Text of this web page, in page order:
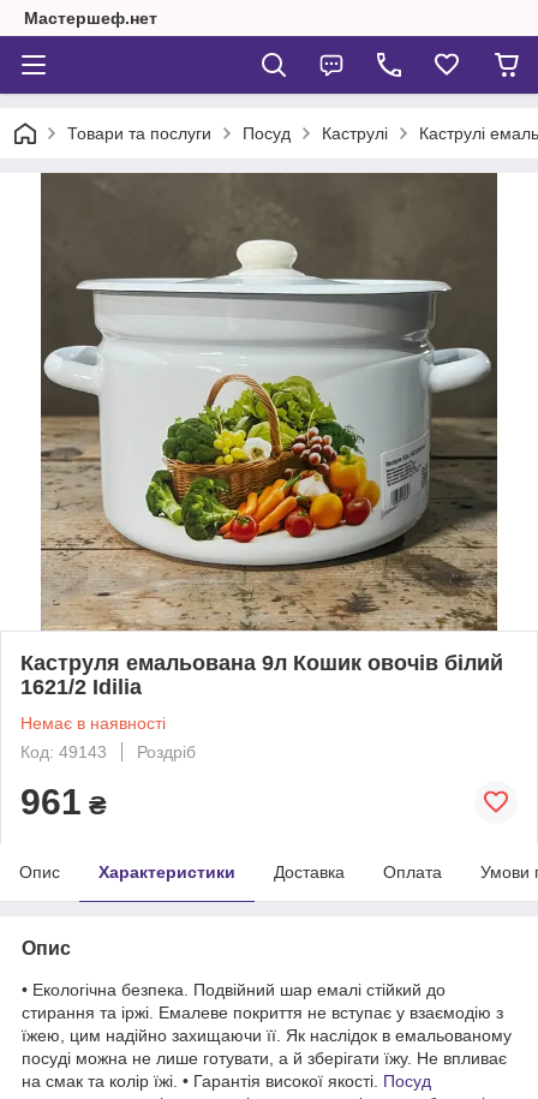
Мастершеф.нет
Товари та послуги Посуд Каструлі Каструлі
Каструля емальована 9л Кошик овочів білий
1621/2 Idilia
Немає в наявності
Код: 49143
Роздріб
961 ₴
Опис Характеристики Доставка Оплата Умови
Опис
• Екологічна безпека. Подвійний шар емалі стійкий до
стирання та іржі. Емалеве покриття не вступає у взаємодію з
їжею, цим надійно захищаючи її. Як наслідок в емальованому
посуді можна не лише готувати, а й зберігати їжу. Не впливає
на смак та колір їжі. • Гарантія високої якості. Посуд